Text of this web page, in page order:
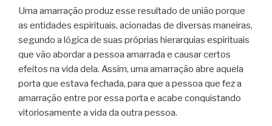
Uma amarração produz esse resultado de união porque
as entidades espirituais, acionadas de diversas maneiras,
segundo a lógica de suas próprias hierarquias espirituais
que vão abordar a pessoa amarrada e causar certos
efeitos na vida dela. Assim, uma amarração abre aquela
porta que estava fechada, para que a pessoa que fez a
amarração entre por essa porta e acabe conquistando
vitoriosamente a vida da outra pessoa.